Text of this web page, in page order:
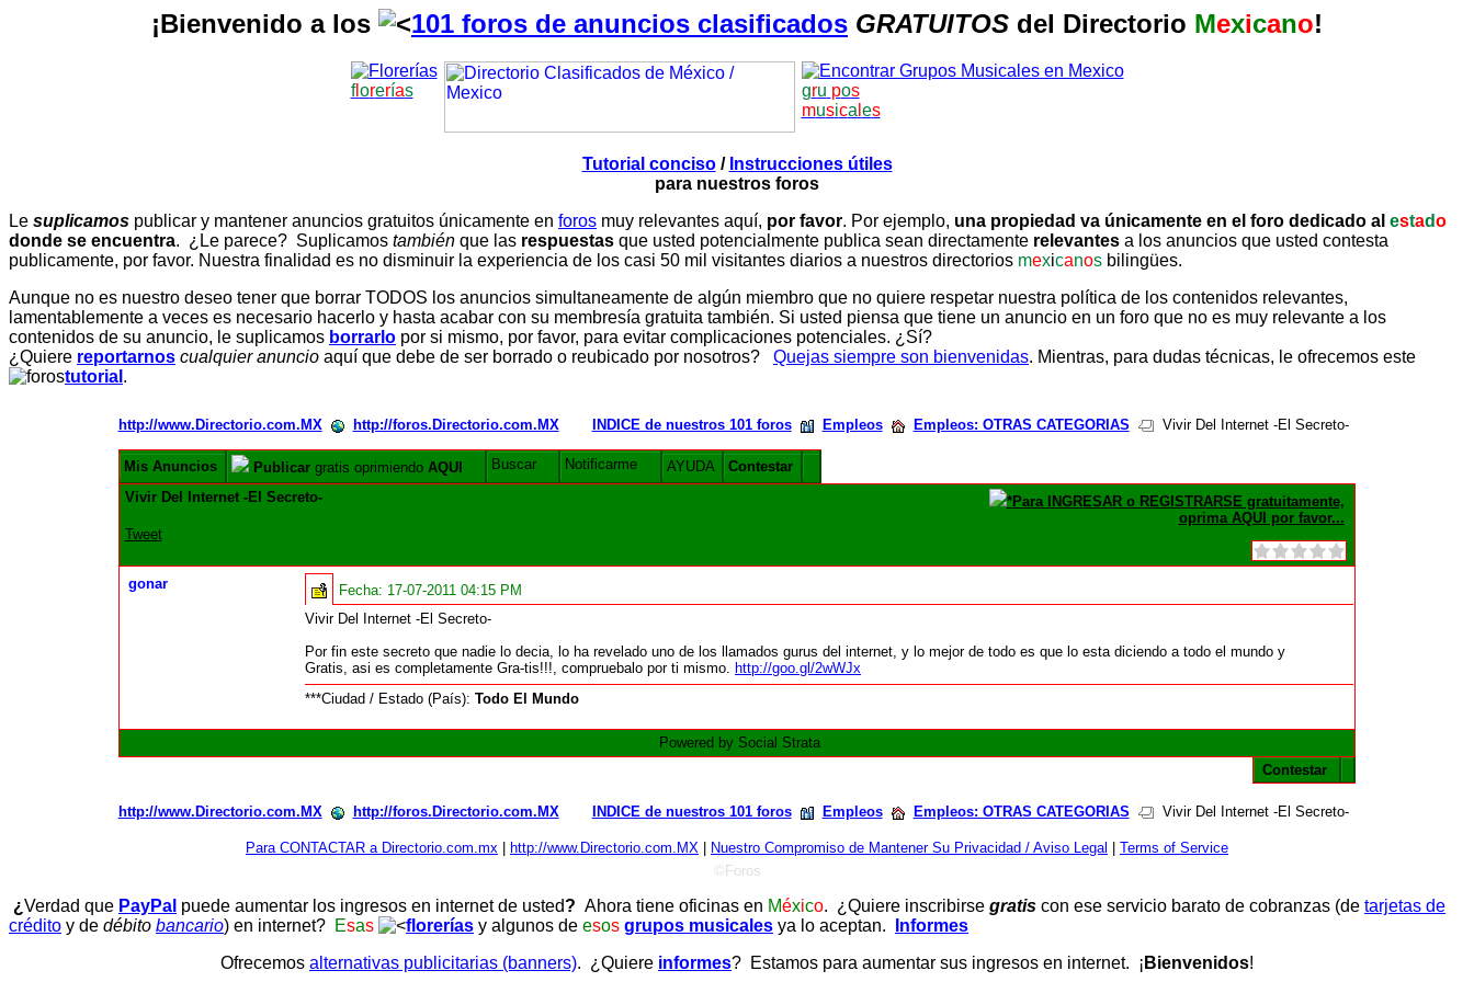
¡Bienvenido a los 101 foros de anuncios clasificados GRATUITOS del Directorio Mexicano!
florerías gru pos
musica es
Tutorial conciso/ Instrucciones útiles
para nuestros foros
Le suplicamos publicar y mantener anuncios gratuitos únicamente en foros muy relevantes aquí, por favor. Por ejemplo, una propiedad va únicamente en el foro dedicado al estado
donde se encuentra. ¿Le parece? Suplicamos también que las respuestas que usted potencialmente publica sean directamente relevantes a los anuncios que usted contesta
publicamente, por favor. Nuestra finalidad es no disminuir la experiencia de los casi 50 mil visitantes diarios a nuestros directorios mexicanos bilingües.
Aunque no es nuestro deseo tener que borrar TODOS los anuncios simultaneamente de algún miembro que no quiere respetar nuestra política de los contenidos relevantes,
lamentablemente a veces es necesario hacerlo y hasta acabar con su membresía gratuita también. Si usted piensa que tiene un anuncio en un foro que no es muy relevante a los
contenidos de su anuncio, le suplicamos borrarlo por si mismo, por favor, para evitar complicaciones potenciales. ¿Sí?
¿Quiere reportarnos cualquier anuncio aquí que debe de ser borrado o reubicado por nosotros? Quejas siempre son bienvenidas. Mientras, para dudas técnicas, le ofrecemos este
tutorial .
http://www.Directorio.com.MX http://foros.Directorio.com.MX INDICE de nuestros 101 foros Empleos Empleos: OTRAS CATEGORIAS Vivir Del Internet -El Secreto-
Mis Anuncios Publicargratis oprimiendo AQUI Buscar Notificarme AYUDA
Contestar
Vivir Del Internet -El Secreto-
Tweet
*Para INGRESAR o REGISTRARSE gratuitamente,
oprima AQUI por favor...
gonar Fecha: 17-07-2011 04:15 PM
Vivir Del Internet -El Secreto-
Por fin este secreto que nadie lo decia, lo ha revelado uno de los llamados gurus del internet, y lo mejor de todo es que lo esta diciendo a todo el mundo y
Gratis, asi es completamente Gra-tis!!!, compruebalo por ti mismo. http://goo.gl/2wWJx
***Ciudad / Estado (País): Todo El Mundo
Powered by Social Strata
Contestar
http://www.Directorio.com.MX http://foros.Directorio.com.MX INDICE de nuestros 101 foros Empleos Empleos: OTRAS CATEGORIAS Vivir Del Internet -El Secreto-
Para CONTACTAR a Directorio.com.mx http://www.Directorio.com.MX Nuestro Compromiso de Mantener Su Privacidad / Aviso Legal
Terms of Service
©Foros
¿Verdad que PayPal puede aumentar los ingresos en internet de usted? Ahora tiene oficinas en México. ¿Quiere inscribirse gratis con ese servicio barato de cobranzas (de tarjetas de
crédito y de débito bancario) en internet? Esas florerías y algunos de esos grupos musicales ya lo aceptan.
Informes
Ofrecemos alternativas publicitarias (banners). ¿Quiere informes? Estamos para aumentar sus ingresos en internet. ¡ Bienvenidos!